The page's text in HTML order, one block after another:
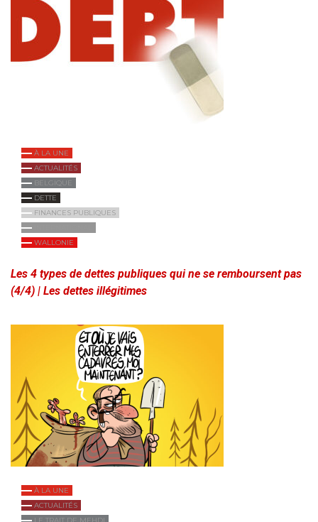
À LA UNE
ACTUALITÉS
BELGIQUE
DETTE
FINANCES PUBLIQUES
WALLONIE
Les 4 types de dettes publiques qui ne se remboursent pas
(4/4) | Les dettes illégitimes
À LA UNE
ACTUALITÉS